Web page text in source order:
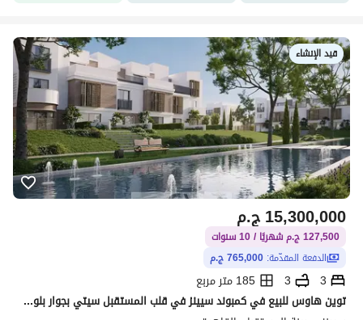
قيد الإنشاء
ج.م15,300,000
127,500 ج.م شهريًا / 10 سنوات
الدفعة المقدّمة: 765,000 ج.م
3
3
185 متر مربع
توين هاوس للبيع في كمبوند سيينز في قلب المستقبل سيتي بجوار بلوم فيلدز بمقدم 5% واقساط علي اطول فتره سداد دقائق من مطار القاره الدولي | Scenes